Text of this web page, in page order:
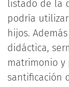
listado de la
podría
hijos.
didáctica,
matrimonio y
santificación